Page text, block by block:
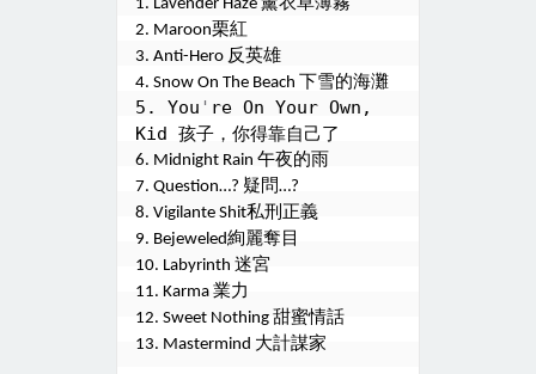
2. Maroon栗紅
3. Anti-Hero 反英雄
4. Snow On The Beach 下雪的海灘
5. You ' re On Your Own,
Kid 孩子，你得靠自己了
6. Midnight Rain 午夜的雨
7. Question…? 疑問…?
8. Vigilante Shit私刑正義
9. Bejeweled絢麗奪目
10. Labyrinth 迷宮
11. Karma 業力
12. Sweet Nothing 甜蜜情話
13. Mastermind 大計謀家